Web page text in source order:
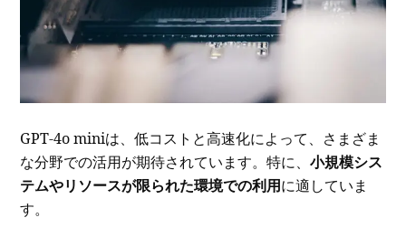
GPT-4o miniは、低コストと高速化によって、さまざま
な分野での活用が期待されています。特に、小規模シス
テムやリソースが限られた環境での利用に適していま
す。